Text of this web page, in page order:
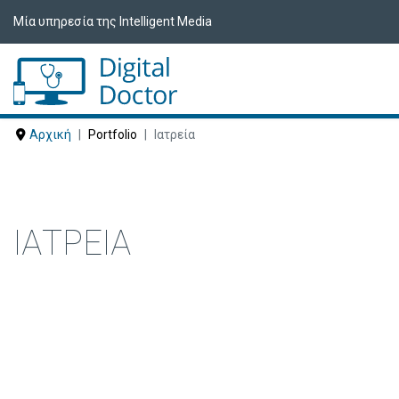
Μία υπηρεσία της Intelligent Media
Αρχική Portfolio Ιατρεία
ΙΑΤΡΕΊΑ